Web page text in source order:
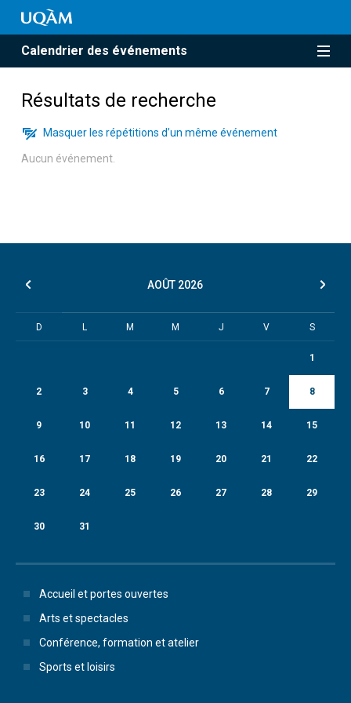
Calendrier des événements
Résultats de recherche
Masquer les répétitions d’un même événement
Aucun événement.
AOÛT 2026
D L M M J V S
1
2 3 4 5 6 7 8
9 10 11 12 13 14 15
16 17 18 19 20 21 22
23 24 25 26 27 28 29
30 31
Accueil et portes ouvertes
Arts et spectacles
Conférence, formation et atelier
Sports et loisirs